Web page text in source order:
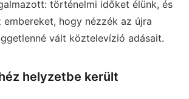
történelmi időket élünk, és
hogy nézzék az újra
vált köztelevízió adásait.
helyzetbe került